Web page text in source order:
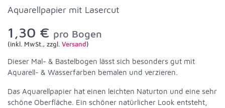
Aquarellpapier mit Lasercut
1,30 € pro Bogen
(inkl. MwSt., zzgl. Versand)
Dieser Mal- & Bastelbogen lässt sich besonders gut mit
Aquarell- & Wasserfarben bemalen und verzieren.
Das Aquarellpapier hat einen leichten Naturton und eine sehr
schöne Oberfläche. Ein schöner natürlicher Look entsteht,